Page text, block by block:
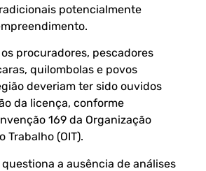
potencialmente
procuradores, pescadores
quilombolas e povos
deveriam ter sido ouvidos
da licença, conforme
169 da Organização
Trabalho (OIT).
questiona a ausência de análises